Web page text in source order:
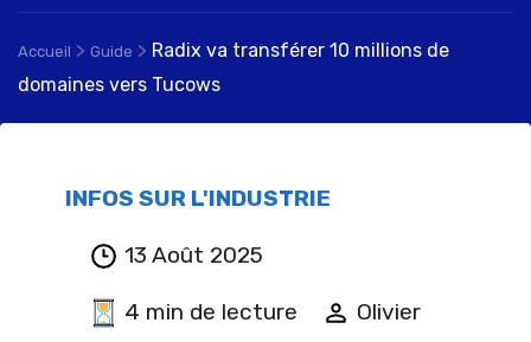
Accueil > Guide > Radix va transférer 10 millions de
domaines vers Tucows
INFOS SUR L'INDUSTRIE
13 Août 2025
4 min de lecture Olivier